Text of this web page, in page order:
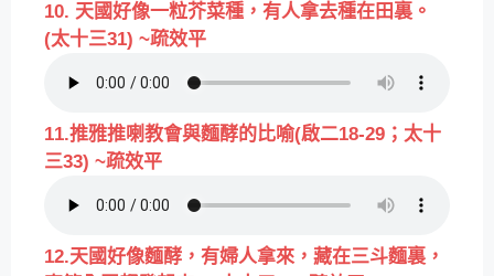
10. 天國好像一粒芥菜種，有人拿去種在田裏。
(太十三31) ~疏效平
11.推雅推喇教會與麵酵的比喻(啟二18-29；太十
三33) ~疏效平
12.天國好像麵酵，有婦人拿來，藏在三斗麵裏，